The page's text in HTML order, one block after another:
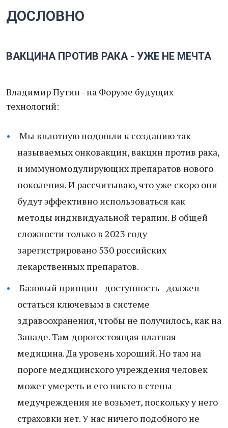
ДОСЛОВНО
ВАКЦИНА ПРОТИВ РАКА - УЖЕ НЕ МЕЧТА
Владимир Путин - на Форуме будущих
технологий:
Мы вплотную подошли к созданию так
называемых онковакцин, вакцин против рака,
и иммуномодулирующих препаратов нового
поколения. И рассчитываю, что уже скоро они
будут эффективно использоваться как
методы индивидуальной терапии. В общей
сложности только в 2023 году
зарегистрировано 530 российских
лекарственных препаратов.
Базовый принцип - доступность - должен
остаться ключевым в системе
здравоохранения, чтобы не получилось, как на
Западе. Там дорогостоящая платная
медицина. Да уровень хороший. Но там на
пороге медицинского учреждения человек
может умереть и его никто в стены
медучреждения не возьмет, поскольку у него
страховки нет. У нас ничего подобного не